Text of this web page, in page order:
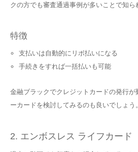
クの方でも審査通過事例が多いことで知ら
特徴
支払いは自動的にリボ払いになる
手続きをすれば一括払いも可能
金融ブラックでクレジットカードの発行が
ーカードを検討してみるのも良いでしょう。
2. エンボスレス ライフカード